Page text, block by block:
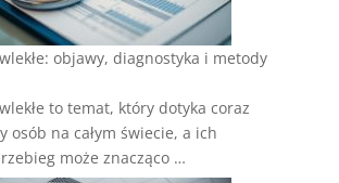
objawy, diagnostyka i metody
to temat, który dotyka coraz
osób na całym świecie, a ich
może znacząco …